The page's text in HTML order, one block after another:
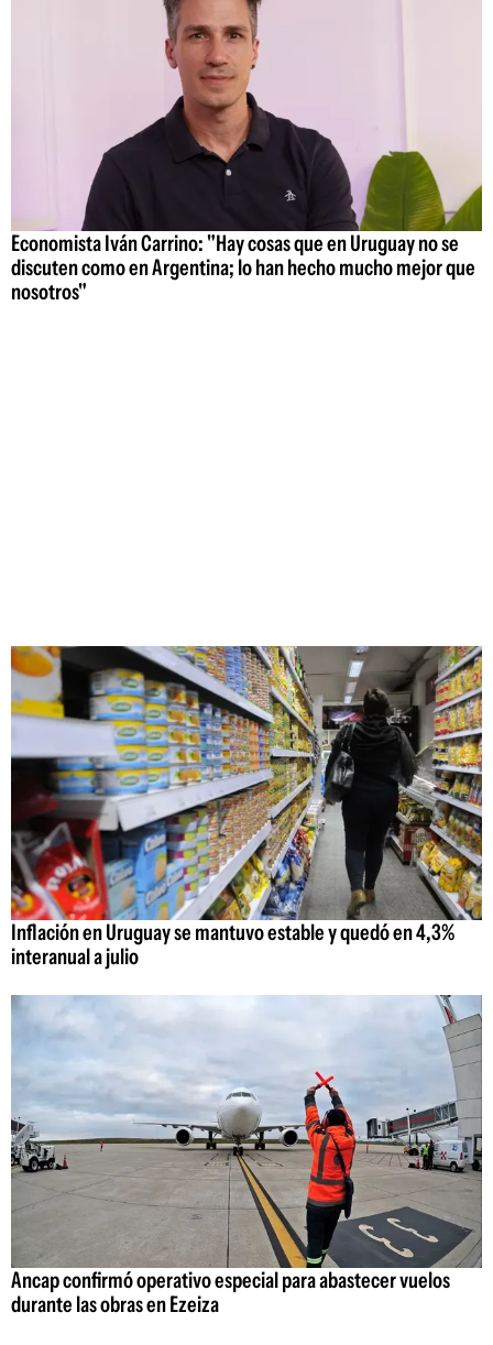
Economista Iván Carrino: "Hay cosas que en Uruguay no se
discuten como en Argentina; lo han hecho mucho mejor que
nosotros"
Inflación en Uruguay se mantuvo estable y quedó en 4,3%
interanual a julio
Ancap confirmó operativo especial para abastecer vuelos
durante las obras en Ezeiza